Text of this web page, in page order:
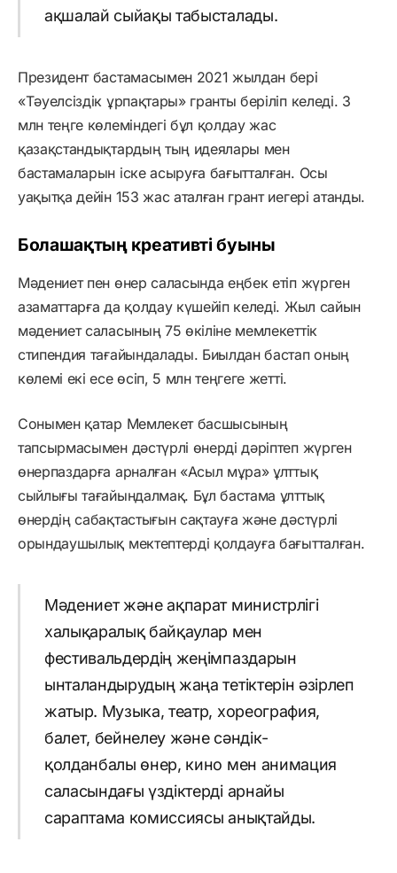
ақшалай сыйақы табысталады.
Президент бастамасымен 2021 жылдан бері
«Тәуелсіздік ұрпақтары» гранты беріліп келеді. 3
млн теңге көлеміндегі бұл қолдау жас
қазақстандықтардың тың идеялары мен
бастамаларын іске асыруға бағытталған. Осы
уақытқа дейін 153 жас аталған грант иегері атанды.
Болашақтың креативті буыны
Мәдениет пен өнер саласында еңбек етіп жүрген
азаматтарға да қолдау күшейіп келеді. Жыл сайын
мәдениет саласының 75 өкіліне мемлекеттік
стипендия тағайындалады. Биылдан бастап оның
көлемі екі есе өсіп, 5 млн теңгеге жетті.
Сонымен қатар Мемлекет басшысының
тапсырмасымен дәстүрлі өнерді дәріптеп жүрген
өнерпаздарға арналған «Асыл мұра» ұлттық
сыйлығы тағайындалмақ. Бұл бастама ұлттық
өнердің сабақтастығын сақтауға және дәстүрлі
орындаушылық мектептерді қолдауға бағытталған.
Мәдениет және ақпарат министрлігі
халықаралық байқаулар мен
фестивальдердің жеңімпаздарын
ынталандырудың жаңа тетіктерін әзірлеп
жатыр. Музыка, театр, хореография,
балет, бейнелеу және сәндік-
қолданбалы өнер, кино мен анимация
саласындағы үздіктерді арнайы
сараптама комиссиясы анықтайды.